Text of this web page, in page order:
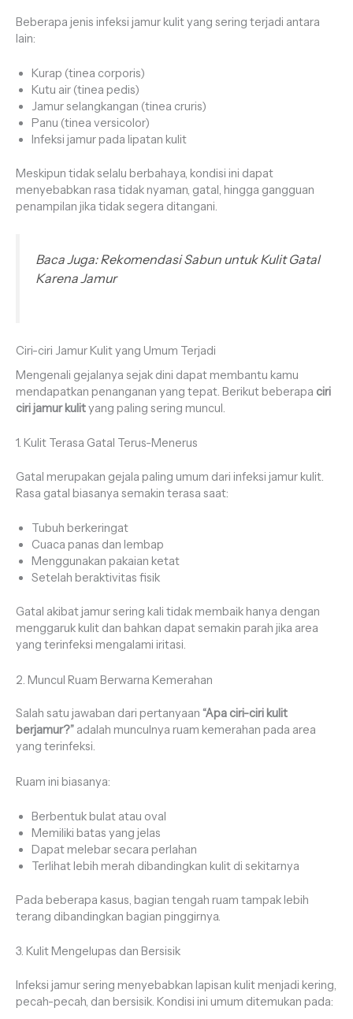
Beberapa jenis infeksi jamur kulit yang sering terjadi antara
lain:
Kurap (tinea corporis)
Kutu air (tinea pedis)
Jamur selangkangan (tinea cruris)
Panu (tinea versicolor)
Infeksi jamur pada lipatan kulit
Meskipun tidak selalu berbahaya, kondisi ini dapat
menyebabkan rasa tidak nyaman, gatal, hingga gangguan
penampilan jika tidak segera ditangani.
Baca Juga: Rekomendasi Sabun untuk Kulit Gatal
Karena Jamur
Ciri-ciri Jamur Kulit yang Umum Terjadi
Mengenali gejalanya sejak dini dapat membantu kamu
mendapatkan penanganan yang tepat. Berikut beberapa ciri
ciri jamur kulityang paling sering muncul.
1. Kulit Terasa Gatal Terus-Menerus
Gatal merupakan gejala paling umum dari infeksi jamur kulit.
Rasa gatal biasanya semakin terasa saat:
Tubuh berkeringat
Cuaca panas dan lembap
Menggunakan pakaian ketat
Setelah beraktivitas fisik
Gatal akibat jamur sering kali tidak membaik hanya dengan
menggaruk kulit dan bahkan dapat semakin parah jika area
yang terinfeksi mengalami iritasi.
2. Muncul Ruam Berwarna Kemerahan
Salah satu jawaban dari pertanyaan “Apa ciri-ciri kulit
berjamur?” adalah munculnya ruam kemerahan pada area
yang terinfeksi.
Ruam ini biasanya:
Berbentuk bulat atau oval
Memiliki batas yang jelas
Dapat melebar secara perlahan
Terlihat lebih merah dibandingkan kulit di sekitarnya
Pada beberapa kasus, bagian tengah ruam tampak lebih
terang dibandingkan bagian pinggirnya.
3. Kulit Mengelupas dan Bersisik
Infeksi jamur sering menyebabkan lapisan kulit menjadi kering,
pecah-pecah, dan bersisik. Kondisi ini umum ditemukan pada: